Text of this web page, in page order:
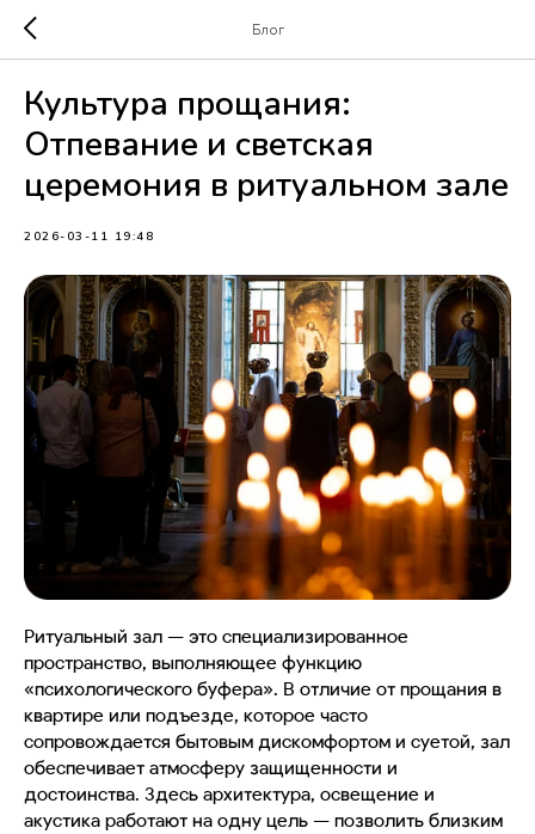
Блог
Культура прощания:
Отпевание и светская
церемония в ритуальном зале
2026-03-11 19:48
Ритуальный зал — это специализированное
пространство, выполняющее функцию
«психологического буфера». В отличие от прощания в
квартире или подъезде, которое часто
сопровождается бытовым дискомфортом и суетой, зал
обеспечивает атмосферу защищенности и
достоинства. Здесь архитектура, освещение и
акустика работают на одну цель — позволить близким